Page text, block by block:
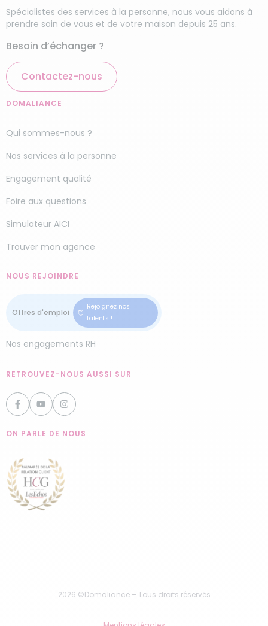
Spécialistes des services à la personne, nous vous aidons à
prendre soin de vous et de votre maison depuis 25 ans.
Besoin d’échanger ?
Contactez-nous
DOMALIANCE
Qui sommes-nous ?
Nos services à la personne
Engagement qualité
Foire aux questions
Simulateur AICI
Trouver mon agence
NOUS REJOINDRE
Rejoignez nos
talents !
Nos engagements RH
RETROUVEZ-NOUS AUSSI SUR
ON PARLE DE NOUS
2026 ©Domaliance – Tous droits réservés